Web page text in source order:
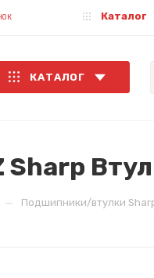
Каталог
КАТАЛОГ
Sharp
— Подшипники/втулки